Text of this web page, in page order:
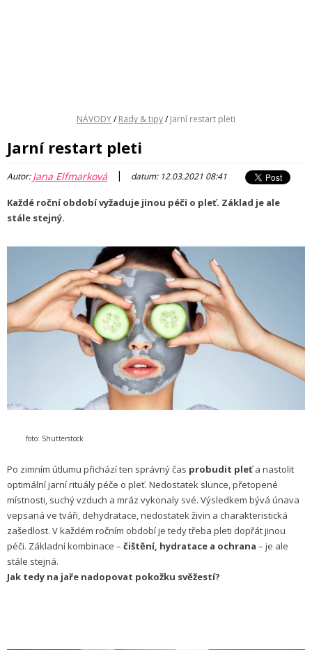
NÁVODY/ Rady & tipy/ Jarní restart pleti
Jarní restart pleti
Autor:Jana Elfmarková | datum: 12.03.2021 08:41
Každé roční období vyžaduje jinou péči o pleť. Základ je ale
stále stejný.
foto: Shutterstock
Po zimním útlumu přichází ten správný čas probudit pleťa nastolit
optimální jarní rituály péče o pleť. Nedostatek slunce, přetopené
místnosti, suchý vzduch a mráz vykonaly své. Výsledkem bývá únava
vepsaná ve tváři, dehydratace, nedostatek živin a charakteristická
zašedlost. V každém ročním období je tedy třeba pleti dopřát jinou
péči. Základní kombinace – čištění, hydratace a ochrana – je ale
stále stejná.
Jak tedy na jaře nadopovat pokožku svěžestí?